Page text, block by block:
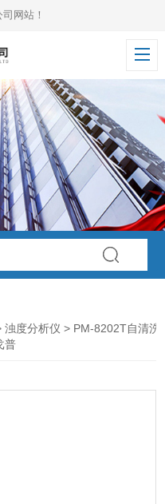
网站！
浊度分析仪 > PM-8202T自清洗
普